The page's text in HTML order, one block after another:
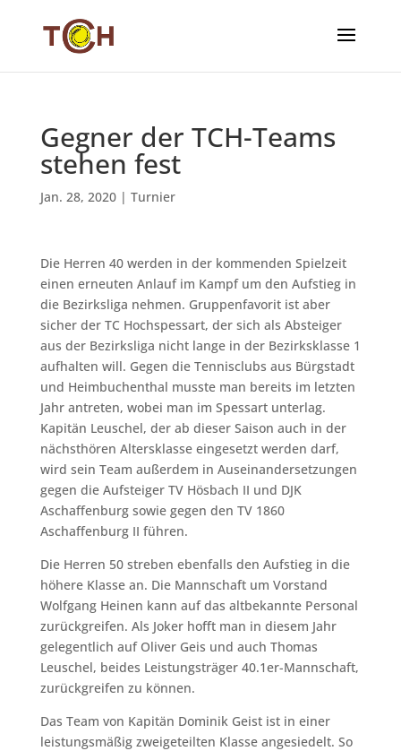
Gegner der TCH-Teams
stehen fest
Jan. 28, 2020| Turnier
Die Herren 40 werden in der kommenden Spielzeit
einen erneuten Anlauf im Kampf um den Aufstieg in
die Bezirksliga nehmen. Gruppenfavorit ist aber
sicher der TC Hochspessart, der sich als Absteiger
aus der Bezirksliga nicht lange in der Bezirksklasse 1
aufhalten will. Gegen die Tennisclubs aus Bürgstadt
und Heimbuchenthal musste man bereits im letzten
Jahr antreten, wobei man im Spessart unterlag.
Kapitän Leuschel, der ab dieser Saison auch in der
nächsthören Altersklasse eingesetzt werden darf,
wird sein Team außerdem in Auseinandersetzungen
gegen die Aufsteiger TV Hösbach II und DJK
Aschaffenburg sowie gegen den TV 1860
Aschaffenburg II führen.
Die Herren 50 streben ebenfalls den Aufstieg in die
höhere Klasse an. Die Mannschaft um Vorstand
Wolfgang Heinen kann auf das altbekannte Personal
zurückgreifen. Als Joker hofft man in diesem Jahr
gelegentlich auf Oliver Geis und auch Thomas
Leuschel, beides Leistungsträger 40.1er-Mannschaft,
zurückgreifen zu können.
Das Team von Kapitän Dominik Geist ist in einer
leistungsmäßig zweigeteilten Klasse angesiedelt. So